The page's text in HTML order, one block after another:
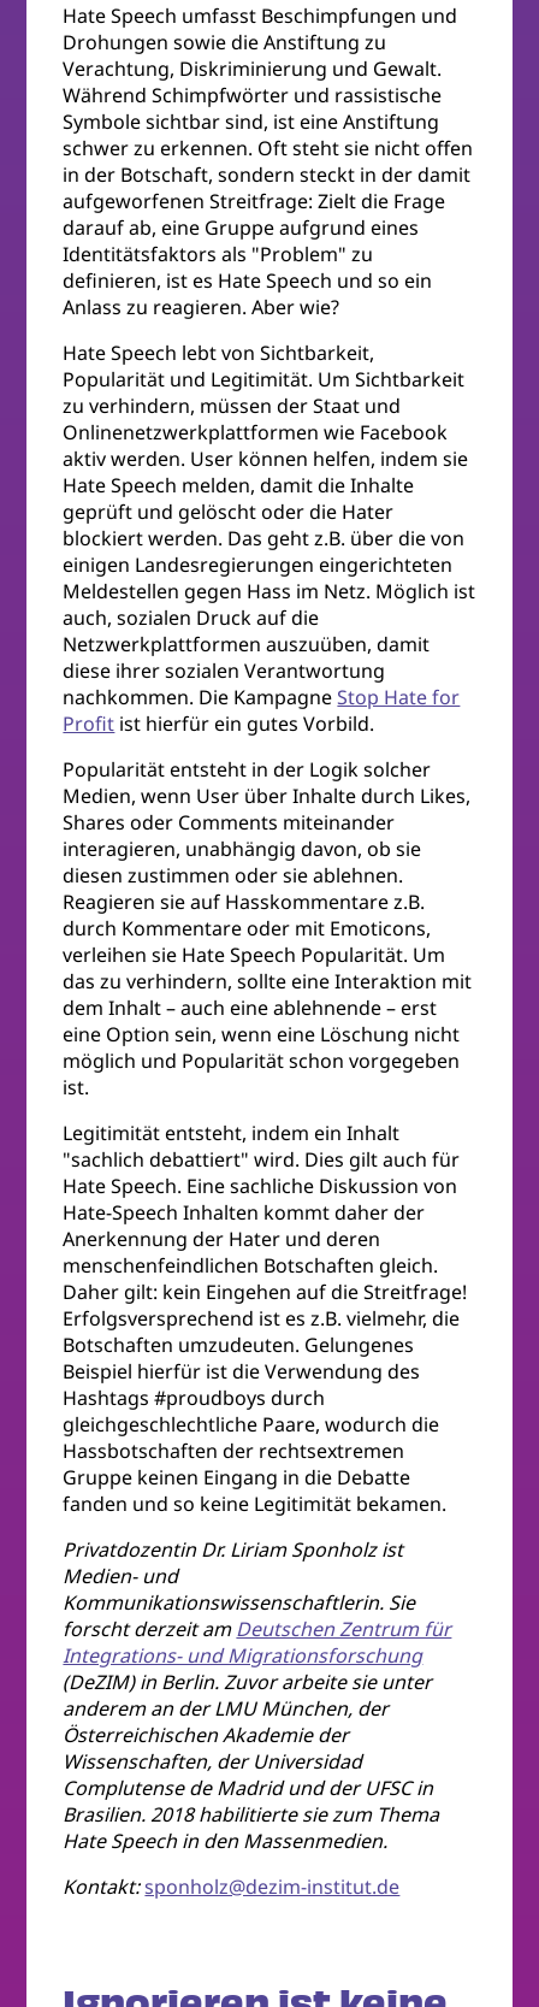
Hate Speech umfasst Beschimpfungen und
Drohungen sowie die Anstiftung zu
Verachtung, Diskriminierung und Gewalt.
Während Schimpfwörter und rassistische
Symbole sichtbar sind, ist eine Anstiftung
schwer zu erkennen. Oft steht sie nicht offen
in der Botschaft, sondern steckt in der damit
aufgeworfenen Streitfrage: Zielt die Frage
darauf ab, eine Gruppe aufgrund eines
Identitätsfaktors als "Problem" zu
definieren, ist es Hate Speech und so ein
Anlass zu reagieren. Aber wie?
Hate Speech lebt von Sichtbarkeit,
Popularität und Legitimität. Um Sichtbarkeit
zu verhindern, müssen der Staat und
Onlinenetzwerkplattformen wie Facebook
aktiv werden. User können helfen, indem sie
Hate Speech melden, damit die Inhalte
geprüft und gelöscht oder die Hater
blockiert werden. Das geht z.B. über die von
einigen Landesregierungen eingerichteten
Meldestellen gegen Hass im Netz. Möglich ist
auch, sozialen Druck auf die
Netzwerkplattformen auszuüben, damit
diese ihrer sozialen Verantwortung
nachkommen. Die KampagneStop Hate for
Profit ist hierfür ein gutes Vorbild.
Popularität entsteht in der Logik solcher
Medien, wenn User über Inhalte durch Likes,
Shares oder Comments miteinander
interagieren, unabhängig davon, ob sie
diesen zustimmen oder sie ablehnen.
Reagieren sie auf Hasskommentare z.B.
durch Kommentare oder mit Emoticons,
verleihen sie Hate Speech Popularität. Um
das zu verhindern, sollte eine Interaktion mit
dem Inhalt – auch eine ablehnende – erst
eine Option sein, wenn eine Löschung nicht
möglich und Popularität schon vorgegeben
ist.
Legitimität entsteht, indem ein Inhalt
"sachlich debattiert" wird. Dies gilt auch für
Hate Speech. Eine sachliche Diskussion von
Hate-Speech Inhalten kommt daher der
Anerkennung der Hater und deren
menschenfeindlichen Botschaften gleich.
Daher gilt: kein Eingehen auf die Streitfrage!
Erfolgsversprechend ist es z.B. vielmehr, die
Botschaften umzudeuten. Gelungenes
Beispiel hierfür ist die Verwendung des
Hashtags #proudboys durch
gleichgeschlechtliche Paare, wodurch die
Hassbotschaften der rechtsextremen
Gruppe keinen Eingang in die Debatte
fanden und so keine Legitimität bekamen.
Privatdozentin Dr. Liriam Sponholz ist
Medien- und
Kommunikationswissenschaftlerin. Sie
forscht derzeit amDeutschen Zentrum für
Integrations- und Migrationsforschung
(DeZIM) in Berlin. Zuvor arbeite sie unter
anderem an der LMU München, der
Österreichischen Akademie der
Wissenschaften, der Universidad
Complutense de Madrid und der UFSC in
Brasilien. 2018 habilitierte sie zum Thema
Hate Speech in den Massenmedien.
Kontakt:sponholz@dezim-institut.de